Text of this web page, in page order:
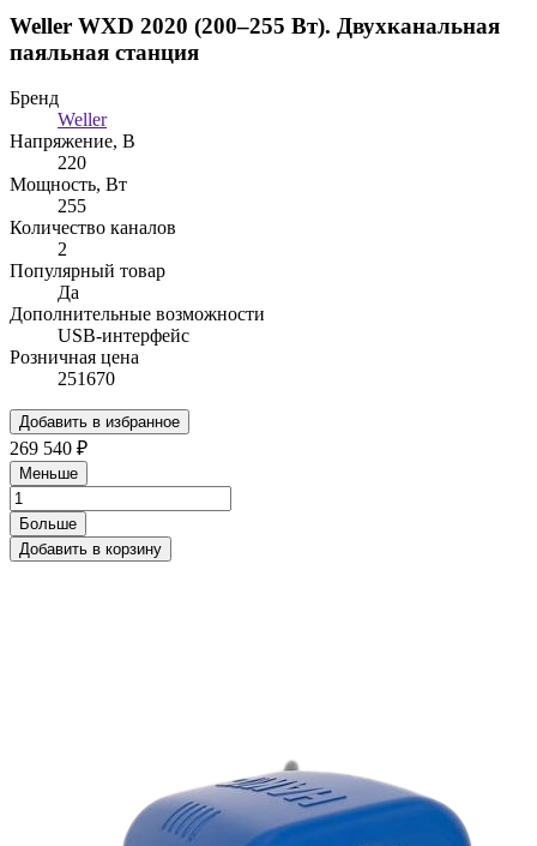
Weller WXD 2020 (200–255 Вт). Двухканальная
паяльная станция
Бренд
Weller
Напряжение, В
220
Мощность, Вт
255
Количество каналов
2
Популярный товар
Да
Дополнительные возможности
USB-интерфейс
Розничная цена
251670
Добавить в избранное
269 540 ₽
Меньше
Больше
Добавить в корзину